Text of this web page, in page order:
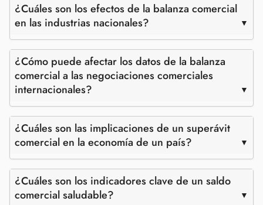
¿Cuáles son los efectos de la balanza comercial
en las industrias nacionales?
¿Cómo puede afectar los datos de la balanza
comercial a las negociaciones comerciales
internacionales?
¿Cuáles son las implicaciones de un superávit
comercial en la economía de un país?
¿Cuáles son los indicadores clave de un saldo
comercial saludable?